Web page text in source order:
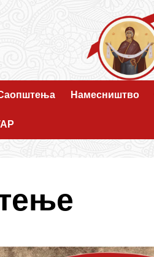
Намесништво